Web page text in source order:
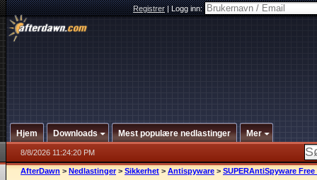
Registrer|Logg inn:
Hjem Downloads Mest populære nedlastinger Mer
8/8/2026 11:24:20 PM
AfterDawn > Nedlastinger > Sikkerhet > Antispyware > SUPERAntiSpyware